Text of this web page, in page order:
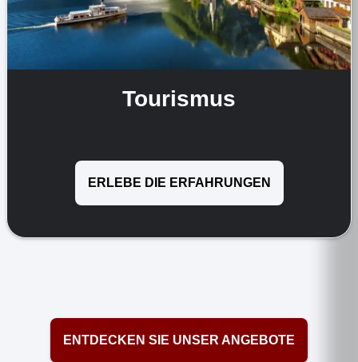
Tourismus
ERLEBE DIE ERFAHRUNGEN
ENTDECKEN SIE UNSER ANGEBOTE